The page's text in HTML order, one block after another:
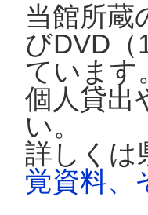
当館所蔵
びDVD
ています
個人貸出
い。
詳しくは
覚資料、